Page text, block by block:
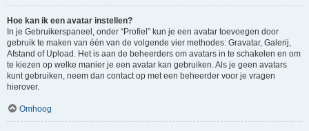
Hoe kan ik een avatar instellen?
In je Gebruikerspaneel, onder “Profiel” kun je een avatar toevoegen door
gebruik te maken van één van de volgende vier methodes: Gravatar, Galerij,
Afstand of Upload. Het is aan de beheerders om avatars in te schakelen en om
te kiezen op welke manier je een avatar kan gebruiken. Als je geen avatars
kunt gebruiken, neem dan contact op met een beheerder voor je vragen
hierover.
Omhoog